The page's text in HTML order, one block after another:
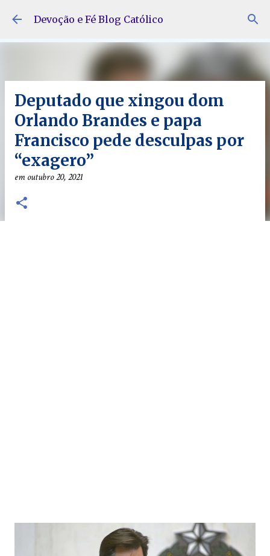
Pular para o conteúdo principal
Devoção e Fé Blog Católico
Deputado que xingou dom
Orlando Brandes e papa
Francisco pede desculpas por
“exagero”
emoutubro 20, 2021